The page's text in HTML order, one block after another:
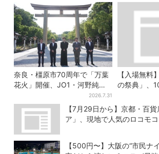
奈良・橿原市70周年で「万葉
花火」開催、JO1・河野純喜
がアンバサダーに…グループ
楽曲ともシンクロ
2026.7.31
【入場無料
の祭典」、
結！グッズ
巨大ガチャ
【7月29日から】京都・百
ア」、現地で人気のロコモ
【500円〜】大阪の“市民ナ